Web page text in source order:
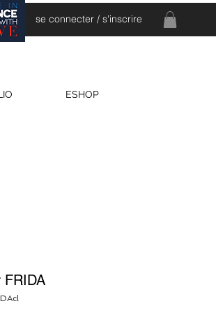
se connecter / s'inscrire
ESHOP
FRIDA